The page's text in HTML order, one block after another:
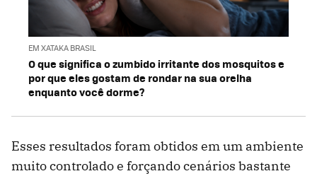
EM XATAKA BRASIL
O que significa o zumbido irritante dos mosquitos e
por que eles gostam de rondar na sua orelha
enquanto você dorme?
Esses resultados foram obtidos em um ambiente
muito controlado e forçando cenários bastante